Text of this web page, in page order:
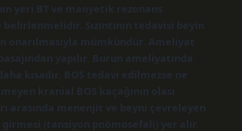
yeri BT ve manyetik rezonans
Sızıntının tedavisi beyin
onarılmasıyla mümkündür. Ameliyat
yapılır. Burun ameliyatında
kısadır. BOS tedavi edilmezse ne
kranial BOS kaçağının olası
arasında menenjit ve beyni çevreleyen
(tansiyon pnömosefali) yer alır.